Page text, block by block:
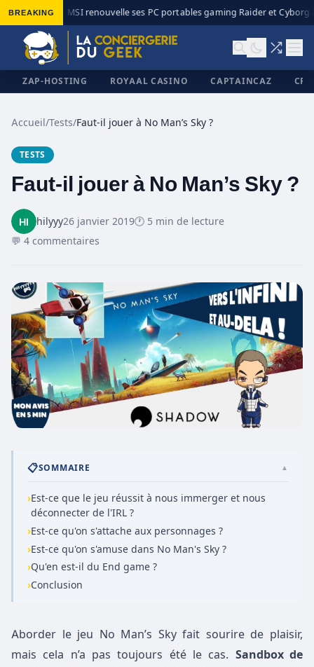
BREAKING◆ MSI renouvelle ses PC portables gaming Raider et Cyborg
ZAP-HOSTING ROYAAL CASINO CAPTAINCAZ
Accueil/Tests/Faut-il jouer à No Man’s Sky ?
TESTS
Faut-il jouer à No Man’s Sky ?
hilyyy26 janvier 2019🕐 5 min de lecture
💬 4 commentaires
📋SOMMAIRE ▲
›Est-ce que le jeu réussit à nous immerger et nous
déconnecter de l'IRL ?
›Est-ce qu'on s'attache aux personnages ?
›Est-ce qu'on s'amuse dans No Man's Sky ?
›Qu'en est-il du End game ?
›Conclusion
Aborder le jeu No Man’s Sky fait sourire de plaisir,
mais cela n’a pas toujours été le cas. Sandbox de